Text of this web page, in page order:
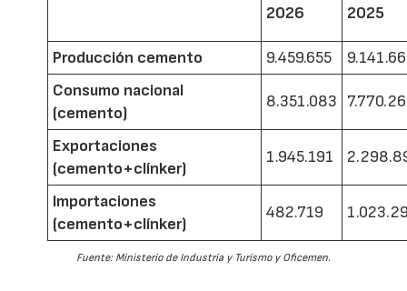
2026 2025
Producción cemento 9.459.655
Consumo nacional
(cemento)
8.351.083
Exportaciones
(cemento+clínker)
1.945.191
Importaciones
(cemento+clínker)
482.719
Fuente: Ministerio de Industria y Turismo y Oficemen.